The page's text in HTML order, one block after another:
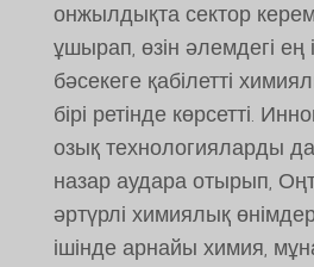
онжылдықта сектор
ұшырап, өзін әлемдегі ең
бәсекеге қабілетті
бірі ретінде көрсетті.
озық технологияларды
назар аудара отырып,
әртүрлі химиялық
ішінде арнайы химия,